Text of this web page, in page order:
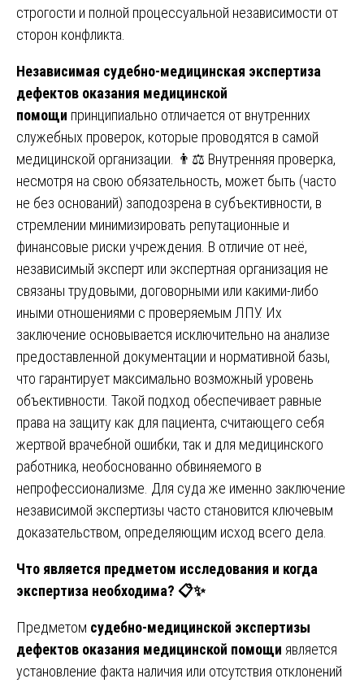
строгости и полной процессуальной независимости от
сторон конфликта.
Независимая судебно-медицинская экспертиза
дефектов оказания медицинской
помощи принципиально отличается от внутренних
служебных проверок, которые проводятся в самой
медицинской организации. 👨⚖️ Внутренняя проверка,
несмотря на свою обязательность, может быть (часто
не без оснований) заподозрена в субъективности, в
стремлении минимизировать репутационные и
финансовые риски учреждения. В отличие от неё,
независимый эксперт или экспертная организация не
связаны трудовыми, договорными или какими-либо
иными отношениями с проверяемым ЛПУ. Их
заключение основывается исключительно на анализе
предоставленной документации и нормативной базы,
что гарантирует максимально возможный уровень
объективности. Такой подход обеспечивает равные
права на защиту как для пациента, считающего себя
жертвой врачебной ошибки, так и для медицинского
работника, необоснованно обвиняемого в
непрофессионализме. Для суда же именно заключение
независимой экспертизы часто становится ключевым
доказательством, определяющим исход всего дела.
Что является предметом исследования и когда
экспертиза необходима? 📋✨
Предметом судебно-медицинской экспертизы
дефектов оказания медицинской помощи является
установление факта наличия или отсутствия отклонений